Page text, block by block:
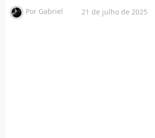
Por Gabriel 21 de julho de 2025